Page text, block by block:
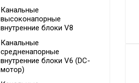
VRF-системы MDV
(мультизональные)
Чиллеры
Канальные
высоконапорные
внутренние блоки V8
Канальные
средненапорные
внутренние блоки V6 (DC-
мотор)